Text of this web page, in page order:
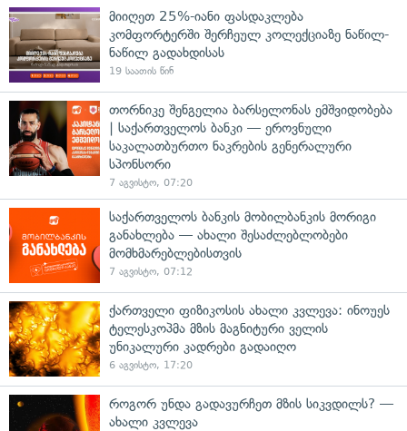
მიიღეთ 25%-იანი ფასდაკლება
კომფორტერში შერჩეულ კოლექციაზე ნაწილ-
ნაწილ გადახდისას
19 საათის წინ
თორნიკე შენგელია ბარსელონას ემშვიდობება
| საქართველოს ბანკი — ეროვნული
საკალათბურთო ნაკრების გენერალური
სპონსორი
7 აგვისტო, 07:20
საქართველოს ბანკის მობილბანკის მორიგი
განახლება — ახალი შესაძლებლობები
მომხმარებლებისთვის
7 აგვისტო, 07:12
ქართველი ფიზიკოსის ახალი კვლევა: ინოუეს
ტელესკოპმა მზის მაგნიტური ველის
უნიკალური კადრები გადაიღო
6 აგვისტო, 17:20
როგორ უნდა გადავურჩეთ მზის სიკვდილს? —
ახალი კვლევა